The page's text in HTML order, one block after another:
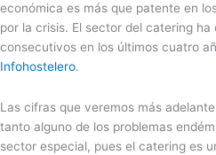
económica es más que patente en
por la crisis. El sector del catering
consecutivos en los últimos cuatro
Infohostelero.
Las cifras que veremos más
tanto alguno de los problemas
sector especial, pues el catering es